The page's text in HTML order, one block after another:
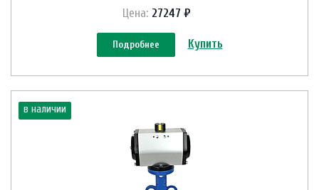
Цена: 27247 ₽
Подробнее Купить
в наличии